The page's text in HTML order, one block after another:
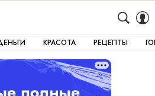
КРАСОТА РЕЦЕПТЫ